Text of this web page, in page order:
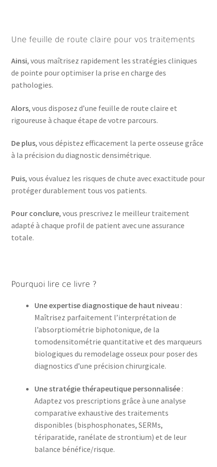
Une feuille de route claire pour vos traitements
Ainsi, vous maîtrisez rapidement les stratégies cliniques
de pointe pour optimiser la prise en charge des
pathologies.
Alors, vous disposez d’une feuille de route claire et
rigoureuse à chaque étape de votre parcours.
De plus, vous dépistez efficacement la perte osseuse grâce
à la précision du diagnostic densimétrique.
Puis, vous évaluez les risques de chute avec exactitude pour
protéger durablement tous vos patients.
Pour conclure, vous prescrivez le meilleur traitement
adapté à chaque profil de patient avec une assurance
totale.
Pourquoi lire ce livre ?
Une expertise diagnostique de haut niveau :
Maîtrisez parfaitement l’interprétation de
l’absorptiométrie biphotonique, de la
tomodensitométrie quantitative et des marqueurs
biologiques du remodelage osseux pour poser des
diagnostics d’une précision chirurgicale.
Une stratégie thérapeutique personnalisée:
Adaptez vos prescriptions grâce à une analyse
comparative exhaustive des traitements
disponibles (bisphosphonates, SERMs,
tériparatide, ranélate de strontium) et de leur
balance bénéfice/risque.